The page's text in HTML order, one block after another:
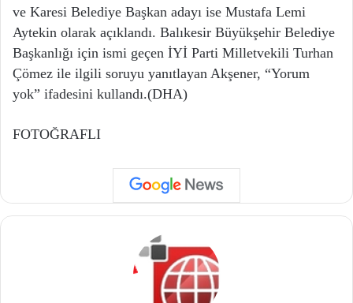
ve Karesi Belediye Başkan adayı ise Mustafa Lemi
Aytekin olarak açıklandı. Balıkesir Büyükşehir Belediye
Başkanlığı için ismi geçen İYİ Parti Milletvekili Turhan
Çömez ile ilgili soruyu yanıtlayan Akşener, “Yorum
yok” ifadesini kullandı.(DHA)
FOTOĞRAFLI